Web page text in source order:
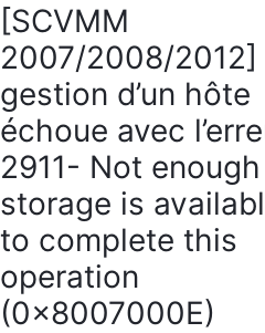
[SCVMM
2007/2008/2012]
gestion d’un hôte
échoue avec
2911- Not enough
storage is
to complete this
operation
(0x8007000E)